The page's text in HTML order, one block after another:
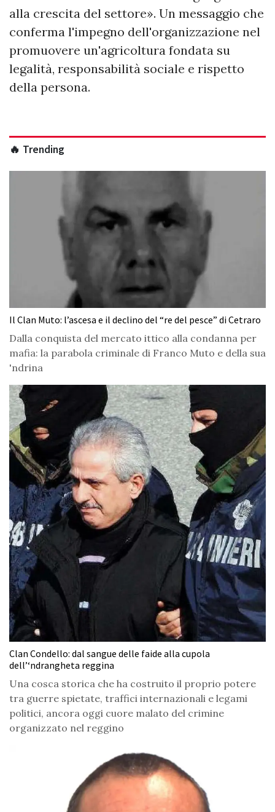
alla crescita del settore». Un messaggio che
conferma l'impegno dell'organizzazione nel
promuovere un'agricoltura fondata su
legalità, responsabilità sociale e rispetto
della persona.
🔥 Trending
Il Clan Muto: l’ascesa e il declino del “re del pesce” di Cetraro
Dalla conquista del mercato ittico alla condanna per
mafia: la parabola criminale di Franco Muto e della sua
'ndrina
Clan Condello: dal sangue delle faide alla cupola
dell’‘ndrangheta reggina
Una cosca storica che ha costruito il proprio potere
tra guerre spietate, traffici internazionali e legami
politici, ancora oggi cuore malato del crimine
organizzato nel reggino